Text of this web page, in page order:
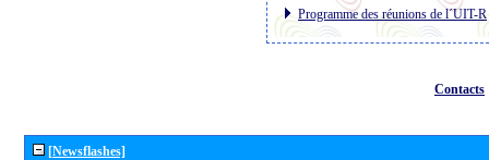
Programme des réunions de l´UIT-R
Contacts
[Newsflashes]